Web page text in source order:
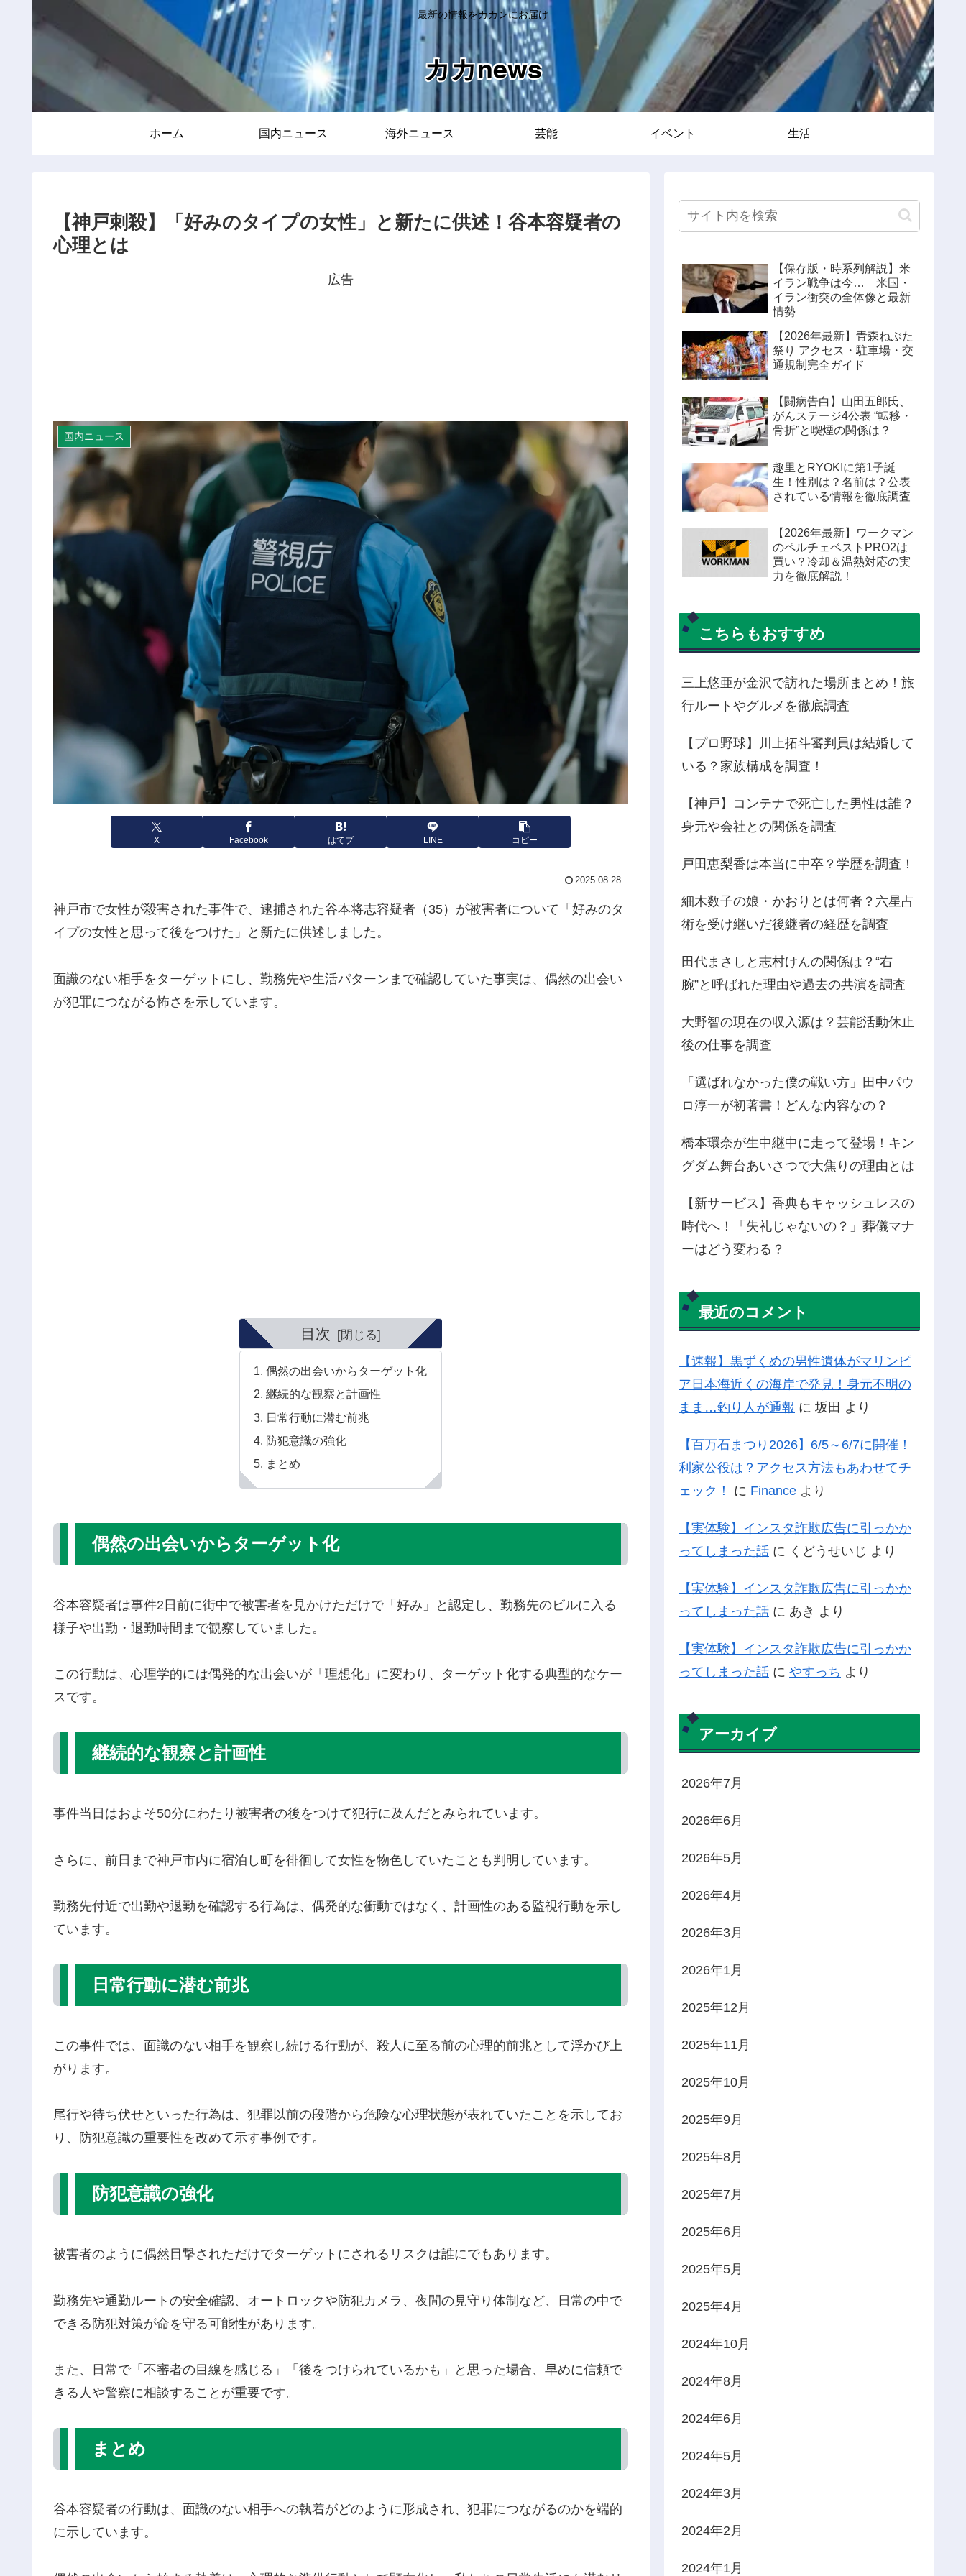
最新の情報をカカンにお届け
カカnews
ホーム 国内ニュース 海外ニュース 芸能 イベント 生活
【神戸刺殺】「好みのタイプの女性」と新たに供述！谷本容疑者の
心理とは
広告
国内ニュース
X Facebook はてブ LINE コピー
2025.08.28
神戸市で女性が殺害された事件で、逮捕された谷本将志容疑者（35）が被害者について「好みのタ
イプの女性と思って後をつけた」と新たに供述しました。
面識のない相手をターゲットにし、勤務先や生活パターンまで確認していた事実は、偶然の出会い
が犯罪につながる怖さを示しています。
目次
偶然の出会いからターゲット化
継続的な観察と計画性
日常行動に潜む前兆
防犯意識の強化
まとめ
偶然の出会いからターゲット化
谷本容疑者は事件2日前に街中で被害者を見かけただけで「好み」と認定し、勤務先のビルに入る
様子や出勤・退勤時間まで観察していました。
この行動は、心理学的には偶発的な出会いが「理想化」に変わり、ターゲット化する典型的なケー
スです。
継続的な観察と計画性
事件当日はおよそ50分にわたり被害者の後をつけて犯行に及んだとみられています。
さらに、前日まで神戸市内に宿泊し町を徘徊して女性を物色していたことも判明しています。
勤務先付近で出勤や退勤を確認する行為は、偶発的な衝動ではなく、計画性のある監視行動を示し
ています。
日常行動に潜む前兆
この事件では、面識のない相手を観察し続ける行動が、殺人に至る前の心理的前兆として浮かび上
がります。
尾行や待ち伏せといった行為は、犯罪以前の段階から危険な心理状態が表れていたことを示してお
り、防犯意識の重要性を改めて示す事例です。
防犯意識の強化
被害者のように偶然目撃されただけでターゲットにされるリスクは誰にでもあります。
勤務先や通勤ルートの安全確認、オートロックや防犯カメラ、夜間の見守り体制など、日常の中で
できる防犯対策が命を守る可能性があります。
また、日常で「不審者の目線を感じる」「後をつけられているかも」と思った場合、早めに信頼で
きる人や警察に相談することが重要です。
まとめ
谷本容疑者の行動は、面識のない相手への執着がどのように形成され、犯罪につながるのかを端的
に示しています。
【保存版・時系列解説】米
イラン戦争は今… 米国・
イラン衝突の全体像と最新
情勢
【2026年最新】青森ねぶた
祭り アクセス・駐車場・交
通規制完全ガイド
【闘病告白】山田五郎氏、
がんステージ4公表 “転移・
骨折”と喫煙の関係は？
趣里とRYOKIに第1子誕
生！性別は？名前は？公表
されている情報を徹底調査
【2026年最新】ワークマン
のペルチェベストPRO2は
買い？冷却＆温熱対応の実
力を徹底解説！
こちらもおすすめ
三上悠亜が金沢で訪れた場所まとめ！旅
行ルートやグルメを徹底調査
【プロ野球】川上拓斗審判員は結婚して
いる？家族構成を調査！
【神戸】コンテナで死亡した男性は誰？
身元や会社との関係を調査
戸田恵梨香は本当に中卒？学歴を調査！
細木数子の娘・かおりとは何者？六星占
術を受け継いだ後継者の経歴を調査
田代まさしと志村けんの関係は？“右
腕”と呼ばれた理由や過去の共演を調査
大野智の現在の収入源は？芸能活動休止
後の仕事を調査
「選ばれなかった僕の戦い方」田中パウ
ロ淳一が初著書！どんな内容なの？
橋本環奈が生中継中に走って登場！キン
グダム舞台あいさつで大焦りの理由とは
【新サービス】香典もキャッシュレスの
時代へ！「失礼じゃないの？」葬儀マナ
ーはどう変わる？
最近のコメント
【速報】黒ずくめの男性遺体がマリンピ
ア日本海近くの海岸で発見！身元不明の
まま…釣り人が通報 に 坂田 より
【百万石まつり2026】6/5～6/7に開催！
利家公役は？アクセス方法もあわせてチ
ェック！
に Finance より
【実体験】インスタ詐欺広告に引っかか
ってしまった話 に くどうせいじ より
【実体験】インスタ詐欺広告に引っかか
ってしまった話 に あき より
【実体験】インスタ詐欺広告に引っかか
ってしまった話 に やすっち より
アーカイブ
2026年7月
2026年6月
2026年5月
2026年4月
2026年3月
2026年1月
2025年12月
2025年11月
2025年10月
2025年9月
2025年8月
2025年7月
2025年6月
2025年5月
2025年4月
2024年10月
2024年8月
2024年6月
2024年5月
2024年3月
2024年2月
2024年1月